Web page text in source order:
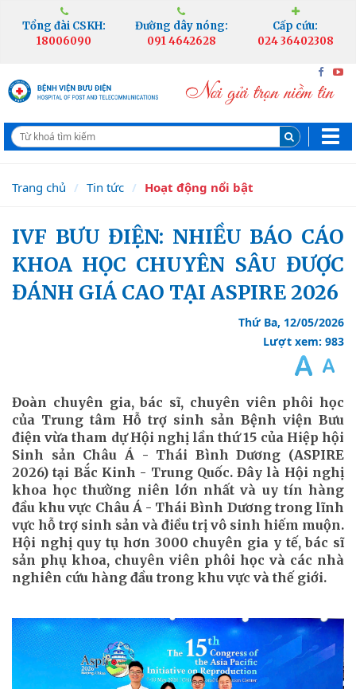
Tổng đài CSKH:
18006090
Đường dây nóng:
091 4642628
Cấp cứu:
024 36402308
Trang chủ Tin tức Hoạt động nổi bật
IVF BƯU ĐIỆN: NHIỀU BÁO CÁO
KHOA HỌC CHUYÊN SÂU ĐƯỢC
ĐÁNH GIÁ CAO TẠI ASPIRE 2026
Thứ Ba, 12/05/2026
Lượt xem: 983
Đoàn chuyên gia, bác sĩ, chuyên viên phôi học
của Trung tâm Hỗ trợ sinh sản Bệnh viện Bưu
điện vừa tham dự Hội nghị lần thứ 15 của Hiệp hội
Sinh sản Châu Á - Thái Bình Dương (ASPIRE
2026) tại Bắc Kinh - Trung Quốc. Đây là Hội nghị
khoa học thường niên lớn nhất và uy tín hàng
đầu khu vực Châu Á - Thái Bình Dương trong lĩnh
vực hỗ trợ sinh sản và điều trị vô sinh hiếm muộn.
Hội nghị quy tụ hơn 3000 chuyên gia y tế, bác sĩ
sản phụ khoa, chuyên viên phôi học và các nhà
nghiên cứu hàng đầu trong khu vực và thế giới.